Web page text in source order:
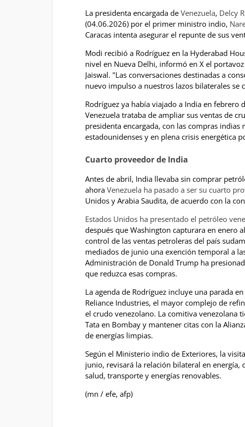
La presidenta encargada de Venezuela, Delcy
(04.06.2026) por el primer ministro indio,
Caracas intenta asegurar el repunte de sus
Modi recibió a Rodríguez en la Hyderabad
nivel en Nueva Delhi, informó en X el
Jaiswal. "Las conversaciones destinadas a
nuevo impulso a nuestros lazos bilaterales se
Rodríguez ya había viajado a India en
Venezuela trataba de ampliar sus ventas de
presidenta encargada, con las compras
estadounidenses y en plena crisis energética
Cuarto proveedor de India
Antes de abril, India llevaba sin comprar
ahora Venezuela ha pasado a ser su cuarto
Unidos y Arabia Saudita, de acuerdo con la
Estados Unidos ha presentado el petróleo
después que Washington capturara en enero
control de las ventas petroleras del país
mediados de junio una exención temporal a
Administración de Donald Trump ha
que reduzca esas compras.
La agenda de Rodríguez incluye una parada
Reliance Industries, el mayor complejo de
el crudo venezolano. La comitiva venezolana
Tata en Bombay y mantener citas con la
de energías limpias.
Según el Ministerio indio de Exteriores, la
junio, revisará la relación bilateral en
salud, transporte y energías renovables.
(mn / efe, afp)